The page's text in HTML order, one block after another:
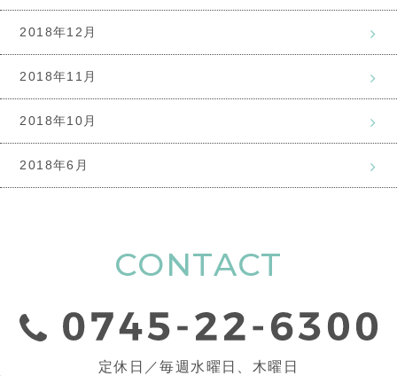
2018年12月
2018年11月
2018年10月
2018年6月
CONTACT
定休日／毎週水曜日、木曜日